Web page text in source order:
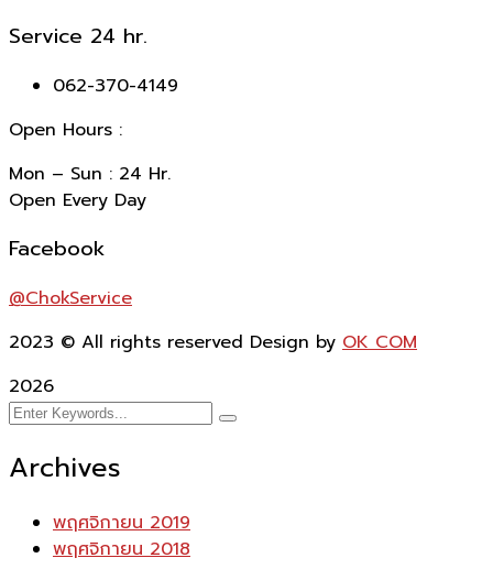
Service 24 hr.
062-370-4149
Open Hours :
Mon – Sun : 24 Hr.
Open Every Day
Facebook
@ChokService
2023 © All rights reserved Design by OK COM
2026
Archives
พฤศจิกายน 2019
พฤศจิกายน 2018